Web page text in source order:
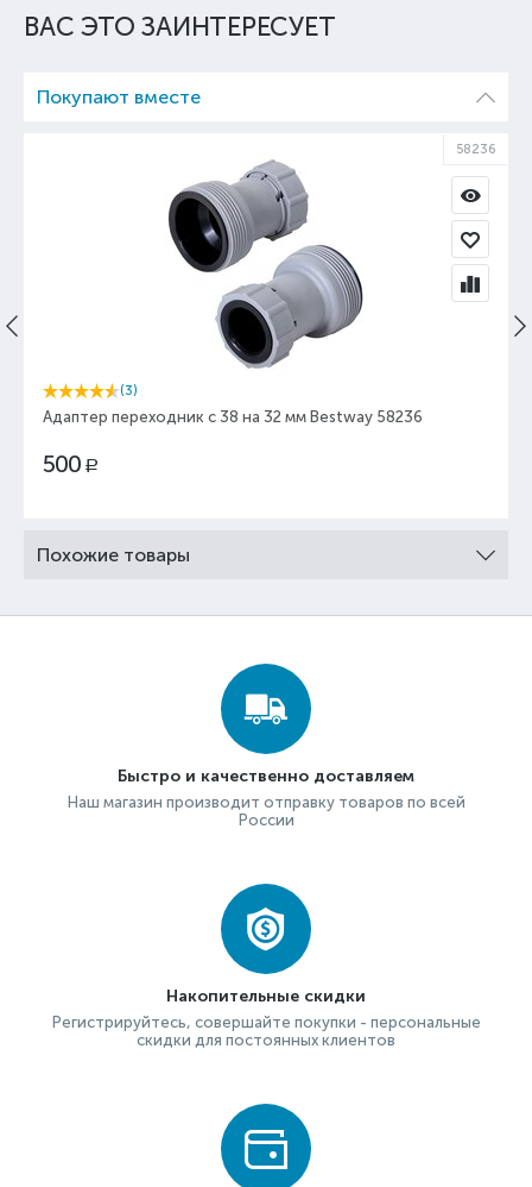
ВАС ЭТО ЗАИНТЕРЕСУЕТ
Покупают вместе
58236
(3)
Адаптер переходник с 38 на 32 мм Bestway 58236
500 Р
Похожие товары
Быстро и качественно доставляем
Наш магазин производит отправку товаров по всей
России
Накопительные скидки
Регистрируйтесь, совершайте покупки - персональные
скидки для постоянных клиентов